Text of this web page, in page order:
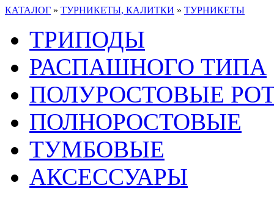
КАТАЛОГ » ТУРНИКЕТЫ, КАЛИТКИ » ТУРНИКЕТЫ
ТРИПОДЫ
РАСПАШНОГО ТИПА
ПОЛУРОСТОВЫЕ
ПОЛНОРОСТОВЫЕ
ТУМБОВЫЕ
АКСЕССУАРЫ